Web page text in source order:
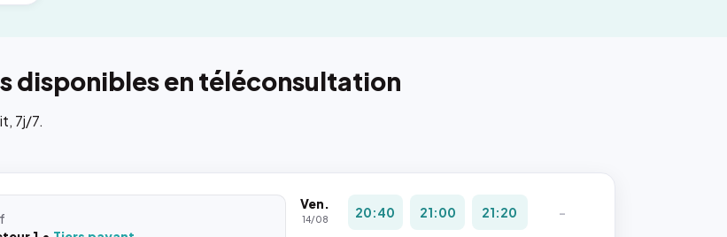
disponibles en téléconsultation
7j/7.
Ven.
14/08 20:40 21:00 21:20 -